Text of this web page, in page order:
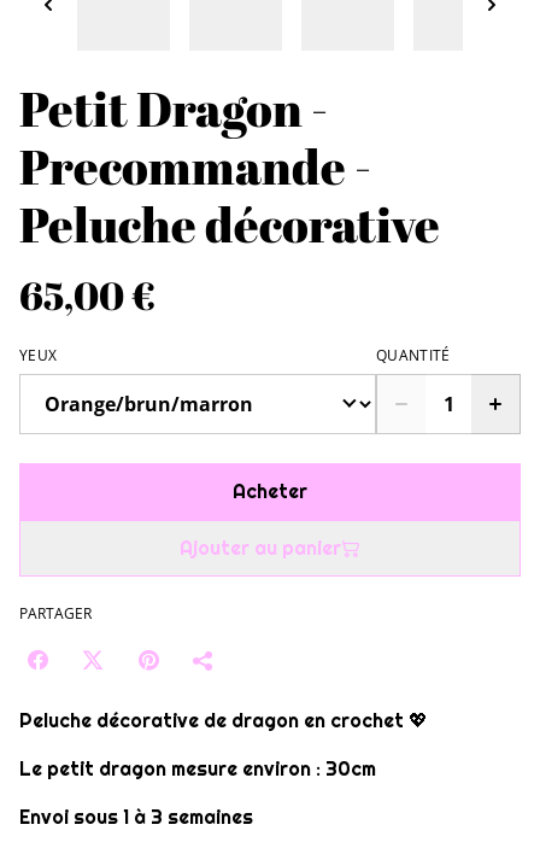
Petit Dragon -
Precommande -
Peluche décorative
65,00 €
YEUX QUANTITÉ
Acheter
Ajouter au panier
PARTAGER
Peluche décorative de dragon en crochet 💖​
Le petit dragon mesure environ : 30cm
Envoi sous 1 à 3 semaines